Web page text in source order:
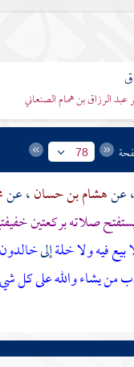
عبد الرزاق بن همام الصنعاني
78
، عنهشام بن حسان، عن
صلاته بركعتين
بيع فيه ولا خلةإلىخالدون
من يشاء والله على كل